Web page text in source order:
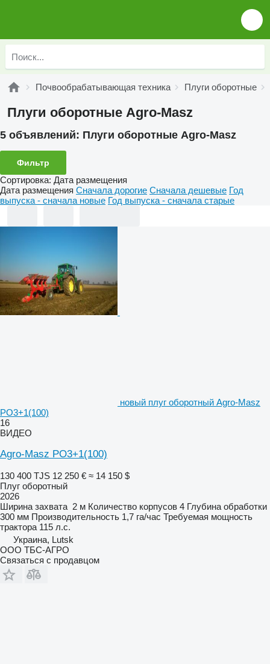
Почвообрабатывающая техника Плуги оборотные
Плуги оборотные Agro-Masz
5 объявлений: Плуги оборотные Agro-Masz
Фильтр
Сортировка: Дата размещения
Дата размещения Сначала дорогие Сначала дешевые Год
выпуска - сначала новые Год выпуска - сначала старые
новый плуг оборотный Agro-Masz
PO3+1(100)
16
ВИДЕО
Agro-Masz PO3+1(100)
130 400 TJS 12 250 € ≈ 14 150 $
Плуг оборотный
2026
Ширина захвата 2 м Количество корпусов 4 Глубина обработки
300 мм Производительность 1,7 га/час Требуемая мощность
трактора 115 л.с.
Украина, Lutsk
ООО ТБС-АГРО
Связаться с продавцом